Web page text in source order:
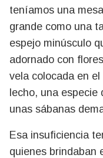
teníamos una
grande como una
espejo minúsculo
adornado con
vela colocada en
lecho, una especie
unas sábanas
Esa insuficiencia
quienes brindaban